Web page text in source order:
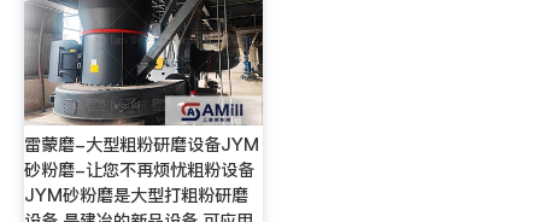
雷蒙磨-大型粗粉研磨设备JYM
砂粉磨-让您不再烦忧粗粉设备
JYM砂粉磨是大型打粗粉研磨